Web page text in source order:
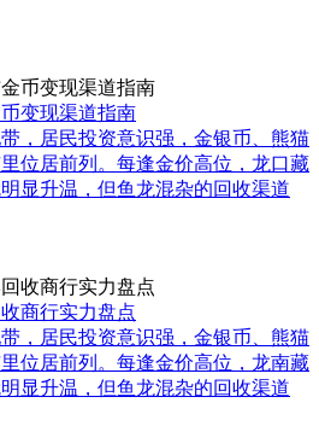
变现渠道指南
，居民投资意识强，金银币、熊猫
位居前列。每逢金价高位，龙口藏
显升温，但鱼龙混杂的回收渠道
商行实力盘点
，居民投资意识强，金银币、熊猫
位居前列。每逢金价高位，龙南藏
显升温，但鱼龙混杂的回收渠道